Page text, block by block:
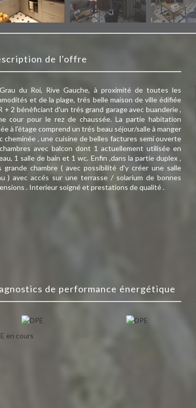
de l'offre
du Roi, Rive Gauche, à proximité de toutes les
et de la plage, trés belle maison de ville édifiée
+ 2 bénéficiant d'un trés grand garage avec buanderie ,
cour pour le rez de chaussée. La partie habitation
à l'étage comprend un trés beau séjour/salle à manger
cheminée , une cuisine de belles factures semi ouverte
avec balcon dont 1 actuellement utilisée en
1 salle de bain et 1 wc. Enfin ,dans la partie duplex ,
grande chambre ( avec possibilité d'y créer une salle
) avec accés sur une terrasse / solarium de bonnes
. Interieur soigné et prestations de qualité .
de performance énergétique
en cours